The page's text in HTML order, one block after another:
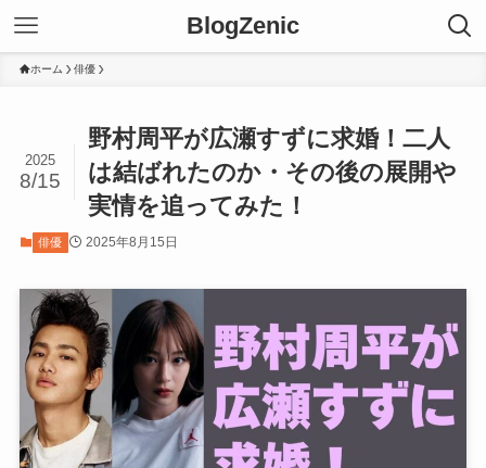
BlogZenic
ホーム 俳優
野村周平が広瀬すずに求婚！二人
は結ばれたのか・その後の展開や
実情を追ってみた！
2025
8/15
俳優 2025年8月15日